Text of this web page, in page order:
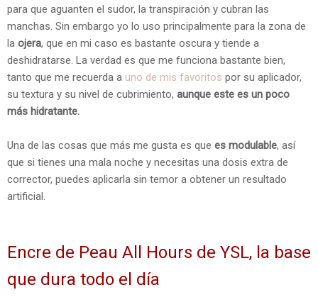
para que aguanten el sudor, la transpiración y cubran las
manchas. Sin embargo yo lo uso principalmente para la zona de
la ojera, que en mi caso es bastante oscura y tiende a
deshidratarse. La verdad es que me funciona bastante bien,
tanto que me recuerda a uno de mis favoritos por su aplicador,
su textura y su nivel de cubrimiento, aunque este es un poco
más hidratante.
Una de las cosas que más me gusta es que es modulable, así
que si tienes una mala noche y necesitas una dosis extra de
corrector, puedes aplicarla sin temor a obtener un resultado
artificial.
Encre de Peau All Hours de YSL, la base
que dura todo el día